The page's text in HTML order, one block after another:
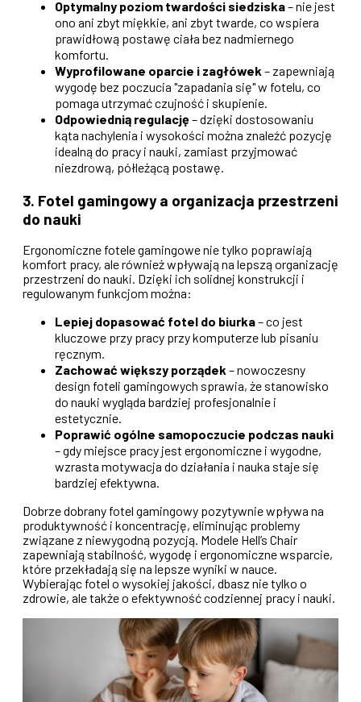
Optymalny poziom twardości siedziska– nie jest
ono ani zbyt miękkie, ani zbyt twarde, co wspiera
prawidłową postawę ciała bez nadmiernego
komfortu.
Wyprofilowane oparcie i zagłówek – zapewniają
wygodę bez poczucia "zapadania się" w fotelu, co
pomaga utrzymać czujność i skupienie.
Odpowiednią regulację– dzięki dostosowaniu
kąta nachylenia i wysokości można znaleźć pozycję
idealną do pracy i nauki, zamiast przyjmować
niezdrową, półleżącą postawę.
3. Fotel gamingowy a organizacja przestrzeni
do nauki
Ergonomiczne fotele gamingowe nie tylko poprawiają
komfort pracy, ale również wpływają na lepszą organizację
przestrzeni do nauki. Dzięki ich solidnej konstrukcji i
regulowanym funkcjom można:
Lepiej dopasować fotel do biurka– co jest
kluczowe przy pracy przy komputerze lub pisaniu
ręcznym.
Zachować większy porządek – nowoczesny
design foteli gamingowych sprawia, że stanowisko
do nauki wygląda bardziej profesjonalnie i
estetycznie.
Poprawić ogólne samopoczucie podczas nauki
– gdy miejsce pracy jest ergonomiczne i wygodne,
wzrasta motywacja do działania i nauka staje się
bardziej efektywna.
Dobrze dobrany fotel gamingowy pozytywnie wpływa na
produktywność i koncentrację, eliminując problemy
związane z niewygodną pozycją. Modele Hell’s Chair
zapewniają stabilność, wygodę i ergonomiczne wsparcie,
które przekładają się na lepsze wyniki w nauce.
Wybierając fotel o wysokiej jakości, dbasz nie tylko o
zdrowie, ale także o efektywność codziennej pracy i nauki.